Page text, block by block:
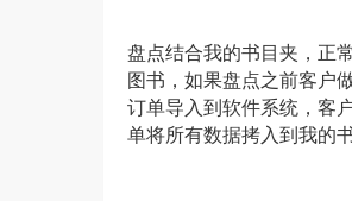
盘点结合我的书目夹，正
图书，如果盘点之前客户
订单导入到软件系统，客
单将所有数据拷入到我的